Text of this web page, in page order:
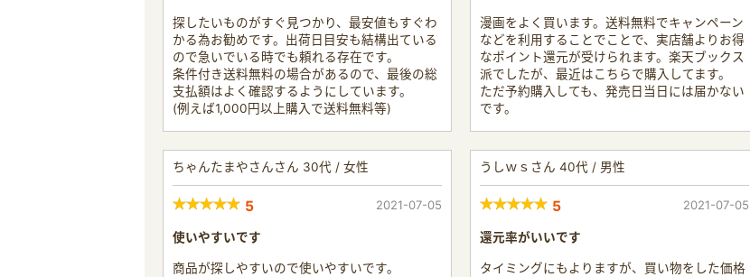
探したいものがすぐ見つかり、最安値もすぐわ
かる為お勧めです。出荷日目安も結構出ている
ので急いでいる時でも頼れる存在です。
条件付き送料無料の場合があるので、最後の総
支払額はよく確認するようにしています。
(例えば1,000円以上購入で送料無料等)
漫画をよく買います。送料無料でキャンペーン
などを利用することでことで、実店舗よりお得
なポイント還元が受けられます。楽天ブックス
派でしたが、最近はこちらで購入してます。
ただ予約購入しても、発売日当日には届かない
です。
ちゃんたまやさんさん 30代 / 女性
5 2021-07-05
使いやすいです
商品が探しやすいので使いやすいです。
うしｗｓさん 40代 / 男性
5 2021-07-05
還元率がいいです
タイミングにもよりますが、買い物をした価格